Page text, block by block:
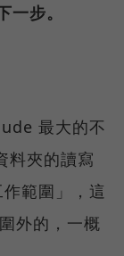
步。
最大的不
料夾的讀寫
範圍」，這
外的，一概